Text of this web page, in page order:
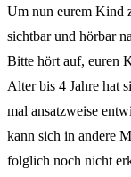
Um nun eurem Kind
sichtbar und hörbar
Bitte hört auf, euren
Alter bis 4 Jahre hat
mal ansatzweise
kann sich in andere
folglich noch nicht